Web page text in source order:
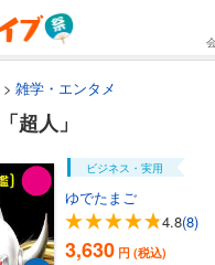
雑学・エンタメ
超人」
ビジネス・実用
ゆでたまご
4.8(8)
3,630 円 (税込)